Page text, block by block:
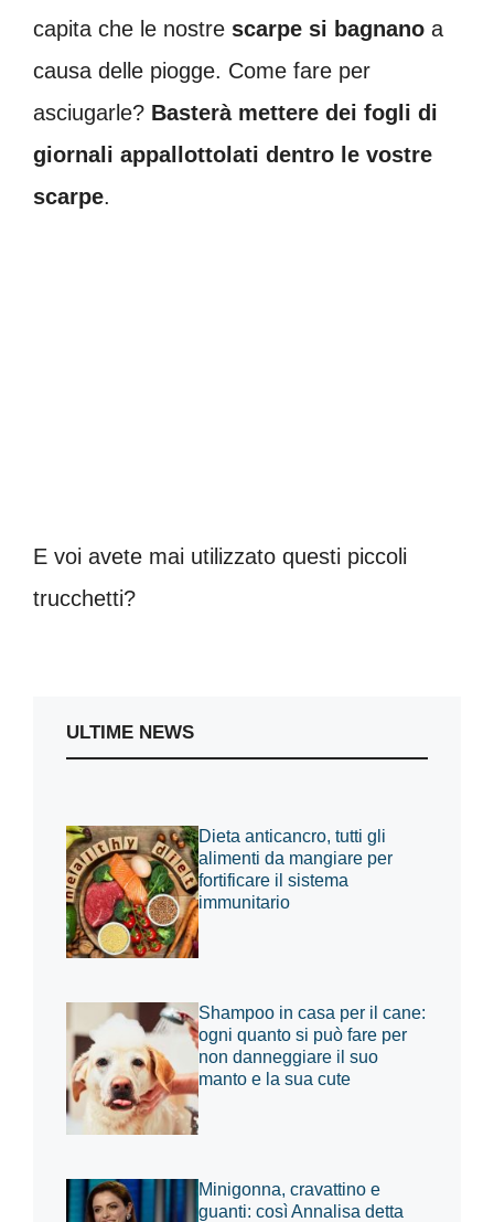
capita che le nostre scarpe si bagnano a
causa delle piogge. Come fare per
asciugarle? Basterà mettere dei fogli di
giornali appallottolati dentro le vostre
scarpe.
E voi avete mai utilizzato questi piccoli
trucchetti?
ULTIME NEWS
Dieta anticancro, tutti gli
alimenti da mangiare per
fortificare il sistema
immunitario
Shampoo in casa per il cane:
ogni quanto si può fare per
non danneggiare il suo
manto e la sua cute
Minigonna, cravattino e
guanti: così Annalisa detta